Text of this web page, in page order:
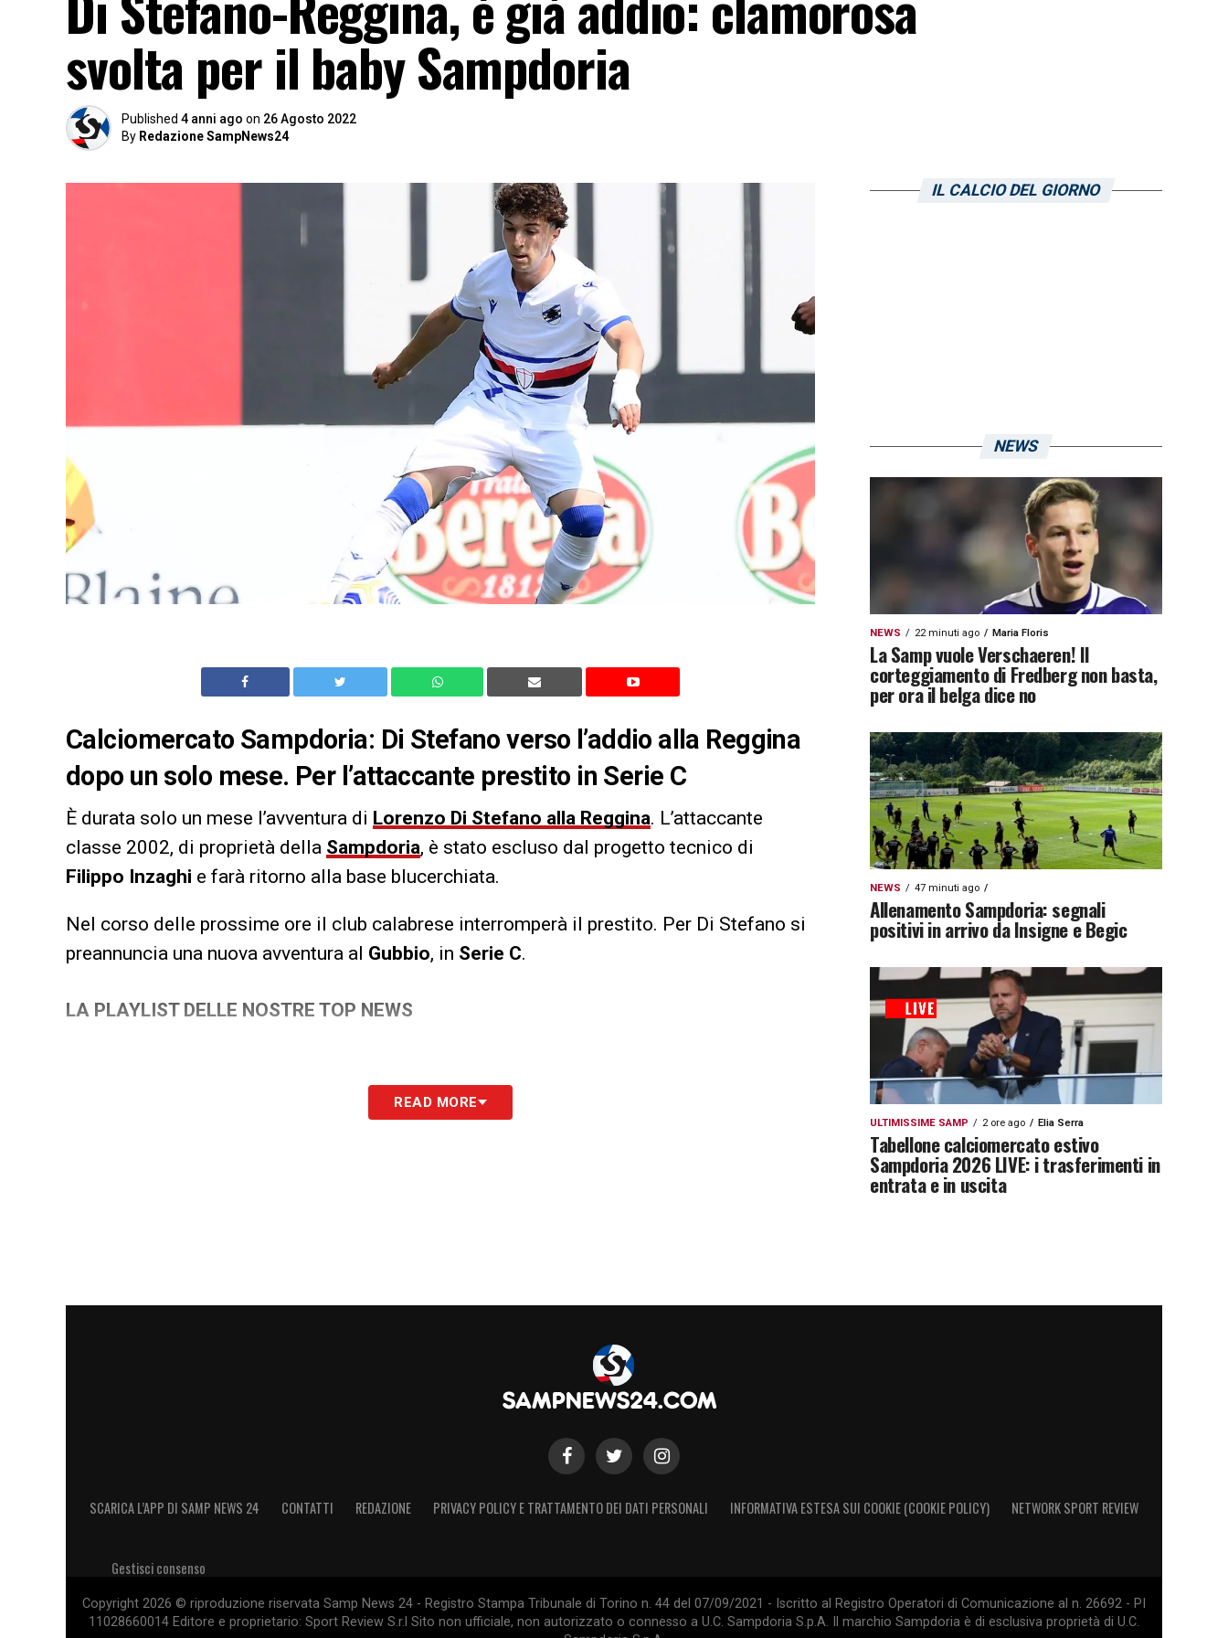
svolta per il baby Sampdoria
Published 4 anni ago on 26 Agosto 2022
By Redazione SampNews24
Calciomercato Sampdoria: Di Stefano verso l’addio alla Reggina
dopo un solo mese. Per l’attaccante prestito in Serie C
È durata solo un mese l’avventura di Lorenzo Di Stefano alla Reggina. L’attaccante
classe 2002, di proprietà della Sampdoria, è stato escluso dal progetto tecnico di
Filippo Inzaghi e farà ritorno alla base blucerchiata.
Nel corso delle prossime ore il club calabrese interromperà il prestito. Per Di Stefano si
preannuncia una nuova avventura al Gubbio, in Serie C.
LA PLAYLIST DELLE NOSTRE TOP NEWS
READ MORE
IL CALCIO DEL GIORNO
NEWS
NEWS 22 minuti ago Maria Floris
La Samp vuole Verschaeren! Il
corteggiamento di Fredberg non basta,
per ora il belga dice no
NEWS 47 minuti ago
Allenamento Sampdoria: segnali
positivi in arrivo da Insigne e Begic
ULTIMISSIME SAMP 2 ore ago Elia Serra
Tabellone calciomercato estivo
Sampdoria 2026 LIVE: i trasferimenti in
entrata e in uscita
SCARICA L’APP DI SAMP NEWS 24 CONTATTI REDAZIONE PRIVACY POLICY E TRATTAMENTO DEI DATI PERSONALI INFORMATIVA ESTESA SUI COOKIE (COOKIE POLICY) NETWORK SPORT REVIEW
Gestisci consenso
Copyright 2026 © riproduzione riservata Samp News 24 - Registro Stampa Tribunale di Torino n. 44 del 07/09/2021 - Iscritto al Registro Operatori di Comunicazione al n. 26692 - PI
11028660014 Editore e proprietario: Sport Review S.r.l Sito non ufficiale, non autorizzato o connesso a U.C. Sampdoria S.p.A. Il marchio Sampdoria è di esclusiva proprietà di U.C.